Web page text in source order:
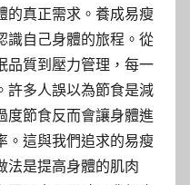
的真正需求。養成易瘦
識自己身體的旅程。從
品質到壓力管理，每一
許多人誤以為節食是減
度節食反而會讓身體進
。這與我們追求的易瘦
法是提高身體的肌肉